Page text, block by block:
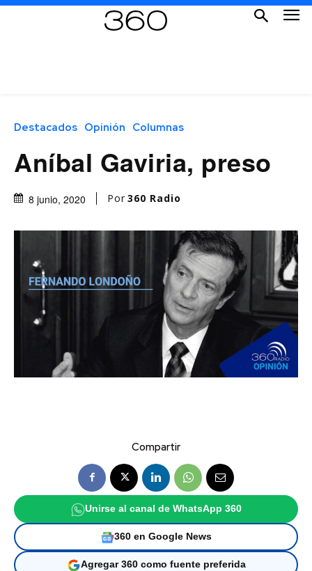
Destacados Opinión Columnas
Aníbal Gaviria, preso
8 junio, 2020 Por 360 Radio
Compartir
Unirse al canal de WhatsApp 360
360 en Google News
Agregar 360 como fuente preferida